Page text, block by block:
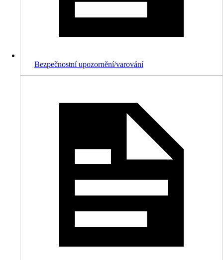
Bezpečnostní upozornění/varování